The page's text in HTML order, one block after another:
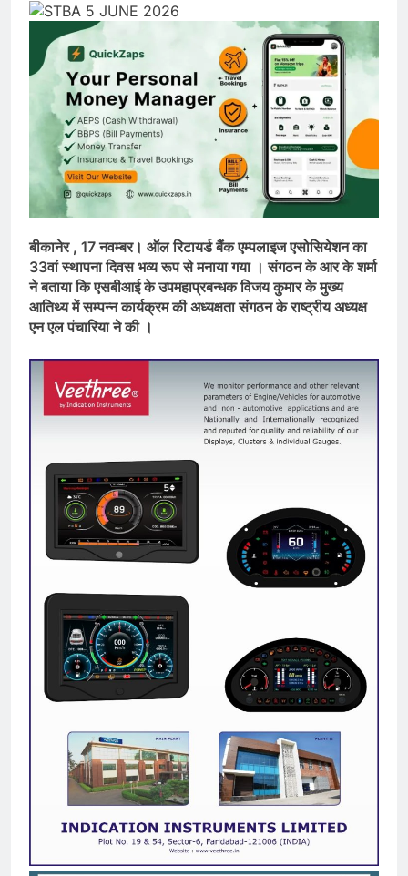
बीकानेर , 17 नवम्बर। ऑल रिटायर्ड बैंक एम्पलाइज एसोसियेशन का
33वां स्थापना दिवस भव्य रूप से मनाया गया । संगठन के आर के शर्मा
ने बताया कि एसबीआई के उपमहाप्रबन्धक विजय कुमार के मुख्य
आतिथ्य में सम्पन्न कार्यक्रम की अध्यक्षता संगठन के राष्ट्रीय अध्यक्ष
एन एल पंचारिया ने की ।